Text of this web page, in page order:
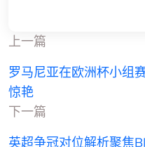
上一篇
罗马尼亚在欧洲杯小组
惊艳
下一篇
英超争冠对位解析聚焦